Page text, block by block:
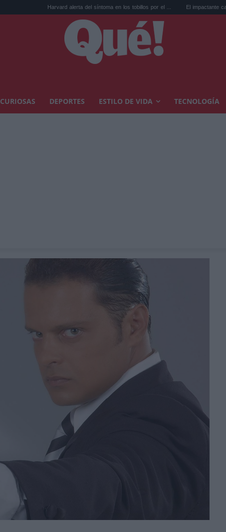
Harvard alerta del síntoma en los tobillos por el ... El impactante cambio de look de
CURIOSAS DEPORTES ESTILO DE VIDA TECNOLOGÍA